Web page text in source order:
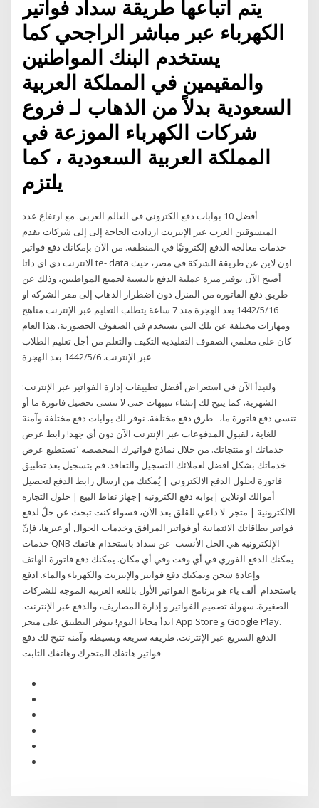
يتم اتباعها طريقة سداد فواتير
الكهرباء عبر مباشر الراجحي كما
يستخدم البنك المواطنين
والمقيمين في المملكة العربية
السعودية بدلاً من الذهاب لـ فروع
شركات الكهرباء الموزعة في
المملكة العربية السعودية ، كما
يلتزم
أفضل 10 بوابات دفع الكتروني في العالم العربي. مع ارتفاع عدد
المتسوقين العرب عبر الإنترنت ازدادت الحاجة إلى إلى شركات تقدم
خدمات معالجة الدفع إلكترونيًا في المنطقة. من الآن بإمكانك دفع فواتير
الانترنت دي اي داتا te- data اون لاين عن طريقة الشركة في مصر، حيث
أصبح الآن توفير ميزة عملية الدفع بالنسبة لجميع المواطنين، وذلك عن
طريق دفع الفاتورة من المنزل دون اضطرار الذهاب إلى مقر الشركة او
16‏‏/5‏‏/1442 بعد الهجرة منذ 7 ساعة يتطلب التعليم عبر الإنترنت مناهج
ومهارات مختلفة عن تلك التي تستخدم في الصفوف الحضورية. هذا العام
كان على معلمي الصفوف التقليدية التكيف والتعلم من أجل تعليم الطلاب
عبر الإنترنت. 6‏‏/5‏‏/1442 بعد الهجرة
ولنبدأ الآن في استعراض أفضل تطبيقات إدارة الفواتير عبر الإنترنت:
الشهرية، كما يتيح لك إنشاء تنبيهات حتى لا تنسى تحصيل فاتورة ما أو
تنسى دفع فاتورة ما، طرق دفع مختلفة. نوفر لك بوابات دفع مختلفة وآمنة
للغاية ، لقبول المدفوعات عبر الإنترنت الآن دون أي جهد! رابط عرض
خدماتك او منتجاتك. من خلال نماذج فواتيرك المخصصة ٬تستطيع عرض
خدماتك بشكل افضل لعملائك التسجيل والتعاقد. قم بتسجيل بعد تطبيق
فاتورة لحلول الدفع الالكتروني | يٌمكنك من ارسال رابط الدفع لتحصيل
أموالك اونلاين |بوابة دفع الكترونية |جهاز نقاط البيع | حلول التجارة
الالكترونية | متجر لا داعي للقلق بعد الآن، فسواء كنت تبحث عن حلّ لدفع
فواتير بطاقاتك الائتمانية أو فواتير المرافق وخدمات الجوال أو غيرها، فإنّ
خدمات QNB الإلكترونية هي الحل الأنسب عن سداد باستخدام هاتفك
يمكنك الدفع الفوري في أي وقت وفي أي مكان. يمكنك دفع فاتورة الهاتف
وإعادة شحن ويمكنك دفع فواتير والإنترنت والكهرباء والماء. ادفع
باستخدام ألف ياء هو برنامج الفواتير الأول باللغة العربية الموجه للشركات
الصغيرة. سهولة تصميم الفواتير و إدارة المصاريف، والدفع عبر الإنترنت.
ابدأ مجانا اليوم! يتوفر التطبيق على متجر App Store و Google Play.
الدفع السريع عبر الإنترنت. طريقة سريعة وبسيطة وآمنة تتيح لك دفع